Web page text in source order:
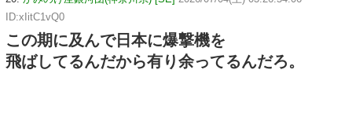
ID:xIitC1vQ0
この期に及んで日本に爆撃機を
飛ばしてるんだから有り余ってるんだろ。